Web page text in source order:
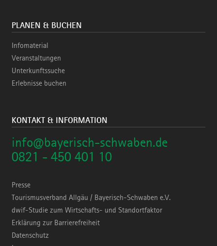
PLANEN & BUCHEN
Infomaterial
Veranstaltungen
Unterkunftssuche
Erlebnisse buchen
KONTAKT & INFORMATION
info@bayerisch-schwaben.de
0821 - 450 401 10
Presse
Tourismusverband Allgäu / Bayerisch-Schwaben e.V.
dwif-Studie zum Wirtschafts- und Standortfaktor
Erklärung zur Barrierefreiheit
Datenschutz